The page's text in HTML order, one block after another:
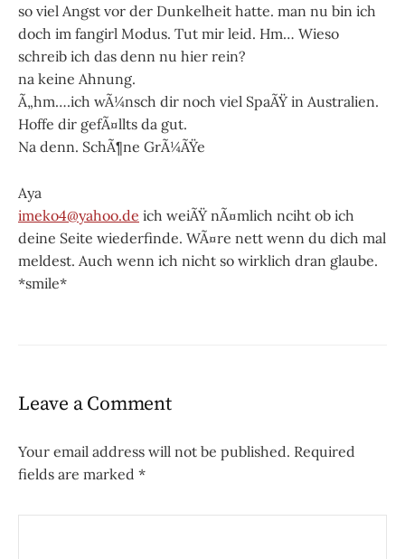
so viel Angst vor der Dunkelheit hatte. man nu bin ich
doch im fangirl Modus. Tut mir leid. Hm… Wieso
schreib ich das denn nu hier rein?
na keine Ahnung.
Ã„hm….ich wÃ¼nsch dir noch viel SpaÃŸ in Australien.
Hoffe dir gefÃ¤llts da gut.
Na denn. SchÃ¶ne GrÃ¼ÃŸe
Aya
imeko4@yahoo.de ich weiÃŸ nÃ¤mlich nciht ob ich
deine Seite wiederfinde. WÃ¤re nett wenn du dich mal
meldest. Auch wenn ich nicht so wirklich dran glaube.
*smile*
Leave a Comment
Your email address will not be published. Required
fields are marked *